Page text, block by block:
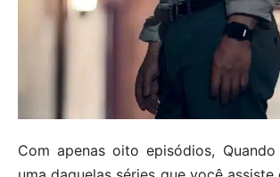
Com apenas oito episódios,